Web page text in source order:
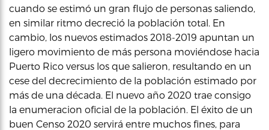
cuando se estimó un gran flujo de personas saliendo,
en similar ritmo decreció la población total. En
cambio, los nuevos estimados 2018-2019 apuntan un
ligero movimiento de más persona moviéndose hacia
Puerto Rico versus los que salieron, resultando en un
cese del decrecimiento de la población estimado por
más de una década. El nuevo año 2020 trae consigo
la enumeracion oficial de la población. El éxito de un
buen Censo 2020 servirá entre muchos fines, para